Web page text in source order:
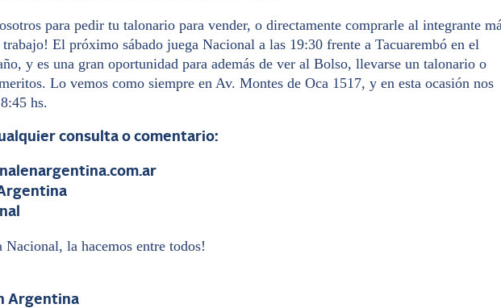
para pedir tu talonario para vender, o directamente comprarle al integrante
trabajo! El próximo sábado juega Nacional a las 19:30 frente a Tacuarembó en el
y es una gran oportunidad para además de ver al Bolso, llevarse un talonario o
Lo vemos como siempre en Av. Montes de Oca 1517, y en esta ocasión nos
hs.
consulta o comentario:
la hacemos entre todos!
Argentina